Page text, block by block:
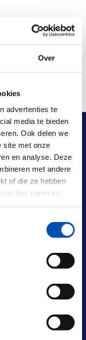
Over
advertenties te
media te bieden
Ook delen we
site met onze
en analyse. Deze
met andere
of die ze hebben
hun services.